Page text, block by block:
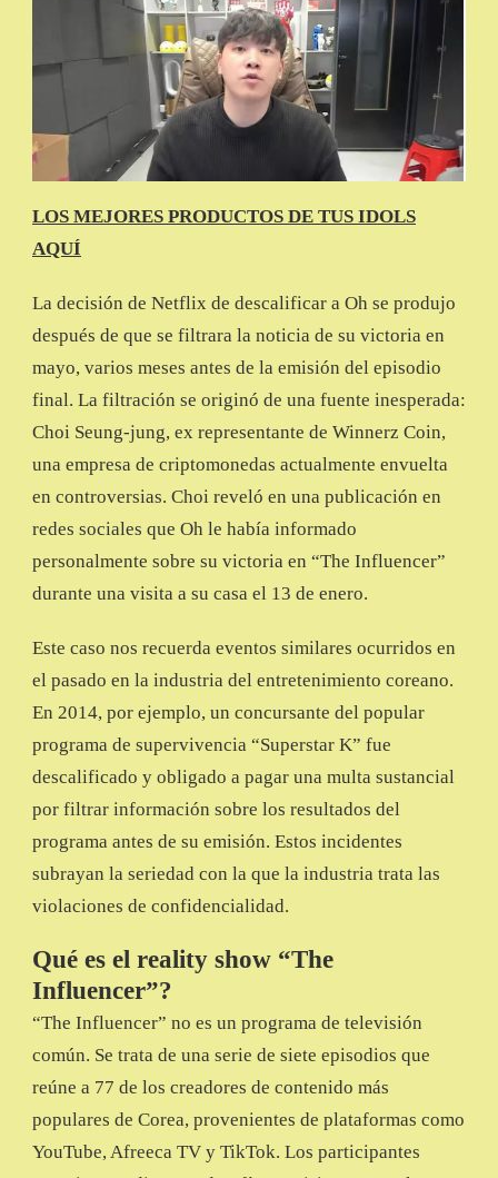
LOS MEJORES PRODUCTOS DE TUS IDOLS
AQUÍ
La decisión de Netflix de descalificar a Oh se produjo
después de que se filtrara la noticia de su victoria en
mayo, varios meses antes de la emisión del episodio
final. La filtración se originó de una fuente inesperada:
Choi Seung-jung, ex representante de Winnerz Coin,
una empresa de criptomonedas actualmente envuelta
en controversias. Choi reveló en una publicación en
redes sociales que Oh le había informado
personalmente sobre su victoria en “The Influencer”
durante una visita a su casa el 13 de enero.
Este caso nos recuerda eventos similares ocurridos en
el pasado en la industria del entretenimiento coreano.
En 2014, por ejemplo, un concursante del popular
programa de supervivencia “Superstar K” fue
descalificado y obligado a pagar una multa sustancial
por filtrar información sobre los resultados del
programa antes de su emisión. Estos incidentes
subrayan la seriedad con la que la industria trata las
violaciones de confidencialidad.
Qué es el reality show “The
Influencer”?
“The Influencer” no es un programa de televisión
común. Se trata de una serie de siete episodios que
reúne a 77 de los creadores de contenido más
populares de Corea, provenientes de plataformas como
YouTube, Afreeca TV y TikTok. Los participantes